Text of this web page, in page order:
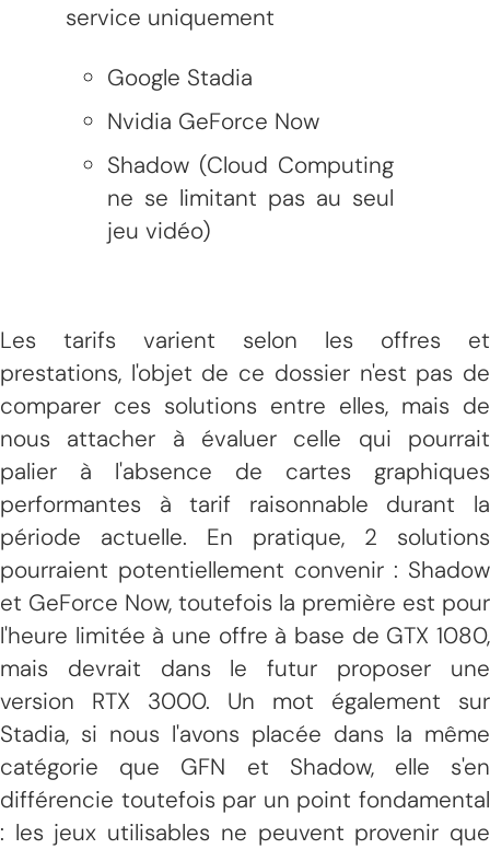
service uniquement
Google Stadia
Nvidia GeForce Now
Shadow (Cloud Computing
ne se limitant pas au seul
jeu vidéo)
Les tarifs varient selon les offres et
prestations, l'objet de ce dossier n'est pas de
comparer ces solutions entre elles, mais de
nous attacher à évaluer celle qui pourrait
palier à l'absence de cartes graphiques
performantes à tarif raisonnable durant la
période actuelle. En pratique, 2 solutions
pourraient potentiellement convenir : Shadow
et GeForce Now, toutefois la première est pour
l'heure limitée à une offre à base de GTX 1080,
mais devrait dans le futur proposer une
version RTX 3000. Un mot également sur
Stadia, si nous l'avons placée dans la même
catégorie que GFN et Shadow, elle s'en
différencie toutefois par un point fondamental
: les jeux utilisables ne peuvent provenir que